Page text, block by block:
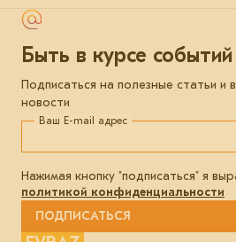
Быть в курсе событий
Подписаться на полезные статьи и
новости
Ваш E-mail адрес
Нажимая кнопку "подписаться" я
политикой конфиденциальности
ПОДПИСАТЬСЯ